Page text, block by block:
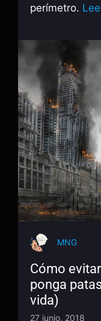
perímetro.
MNG
Cómo
ponga
vida)
27 junio, 2018